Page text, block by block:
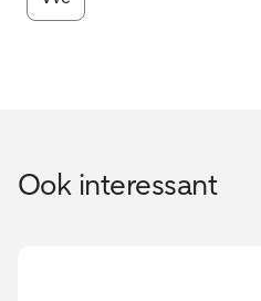
Ook interessant